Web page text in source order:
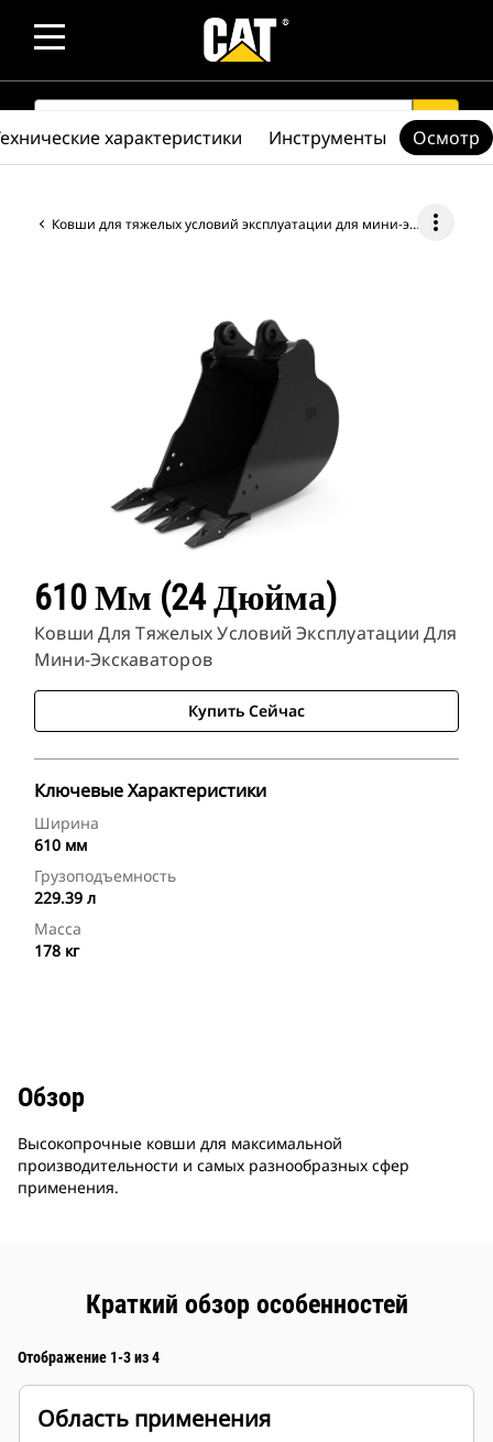
SEARCH search
Ковши для тяжелых условий эксплуатации для мини-экскаваторов more_vert
610 Мм (24 Дюйма)
Ковши Для Тяжелых Условий Эксплуатации Для
Мини-Экскаваторов
Купить Сейчас
Ключевые Характеристики
Ширина
610 мм
Грузоподъемность
229.39 л
Масса
178 кг
характеристики Инструменты Осмотр
Обзор
Высокопрочные ковши для максимальной
производительности и самых разнообразных сфер
применения.
Краткий обзор особенностей
Отображение 1-3 из 4
Область применения